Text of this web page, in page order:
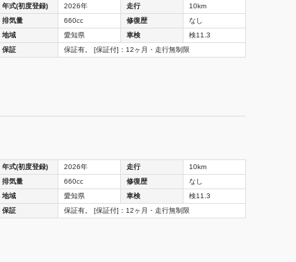
年式(初度登録) 2026年 走行
10km
排気量
660cc 修復歴
なし
地域
愛知県 車検
検11.3
保証
保証有。 [保証付]：12ヶ月・走行無制限
年式(初度登録) 2026年 走行
10km
排気量
660cc 修復歴
なし
地域
愛知県 車検
検11.3
保証
保証有。 [保証付]：12ヶ月・走行無制限